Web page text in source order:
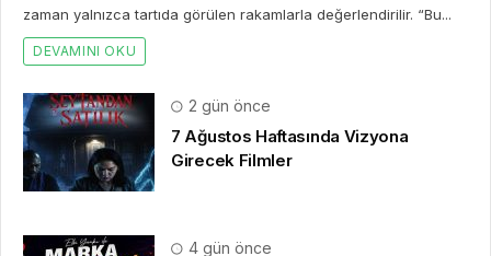
zaman yalnızca tartıda görülen rakamlarla değerlendirilir. “Bu...
DEVAMINI OKU
2 gün önce
7 Ağustos Haftasında Vizyona
Girecek Filmler
4 gün önce